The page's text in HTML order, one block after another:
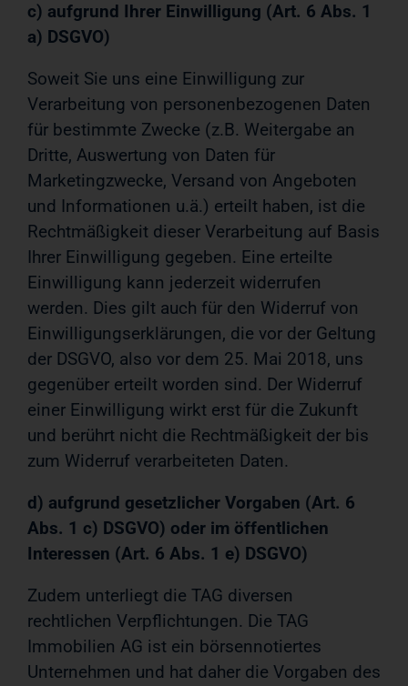
c) aufgrund Ihrer Einwilligung (Art. 6 Abs. 1
a) DSGVO)
Soweit Sie uns eine Einwilligung zur
Verarbeitung von personenbezogenen Daten
für bestimmte Zwecke (z.B. Weitergabe an
Dritte, Auswertung von Daten für
Marketingzwecke, Versand von Angeboten
und Informationen u.ä.) erteilt haben, ist die
Rechtmäßigkeit dieser Verarbeitung auf Basis
Ihrer Einwilligung gegeben. Eine erteilte
Einwilligung kann jederzeit widerrufen
werden. Dies gilt auch für den Widerruf von
Einwilligungserklärungen, die vor der Geltung
der DSGVO, also vor dem 25. Mai 2018, uns
gegenüber erteilt worden sind. Der Widerruf
einer Einwilligung wirkt erst für die Zukunft
und berührt nicht die Rechtmäßigkeit der bis
zum Widerruf verarbeiteten Daten.
d) aufgrund gesetzlicher Vorgaben (Art. 6
Abs. 1 c) DSGVO) oder im öffentlichen
Interessen (Art. 6 Abs. 1 e) DSGVO)
Zudem unterliegt die TAG diversen
rechtlichen Verpflichtungen. Die TAG
Immobilien AG ist ein börsennotiertes
Unternehmen und hat daher die Vorgaben des